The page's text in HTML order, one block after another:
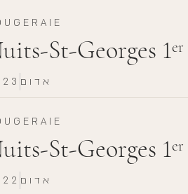
St-Georges 1er
אדום
St-Georges 1er
אדום